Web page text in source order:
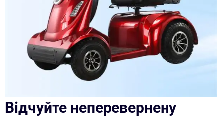
Відчуйте неперевернену